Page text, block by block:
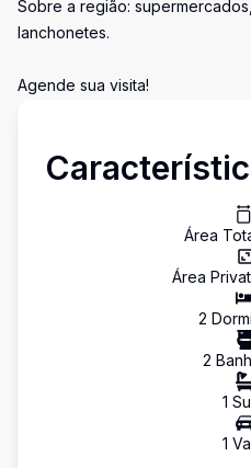
Sobre a região:
lanchonetes.
Agende sua visita!
Área
Área
2
2
1
1